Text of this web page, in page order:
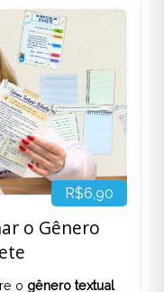
R$6,90
o Gênero
o gênero textual